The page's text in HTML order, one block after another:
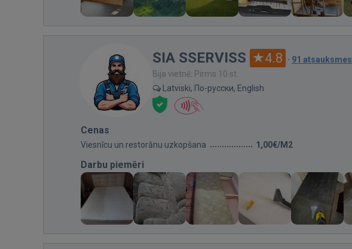
SIA SSERVISS 4.8 · 91 atsauksmes
Bija vietnē: Pirms 10 st.
Latviski, По-русски, English
Cenas
Viesnīcu un restorānu uzkopšana 1,00€/M2
Darbu piemēri